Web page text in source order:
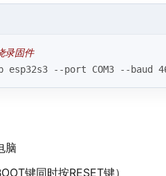
固件
--port COM3 --baud
脑
键同时按RESET键）